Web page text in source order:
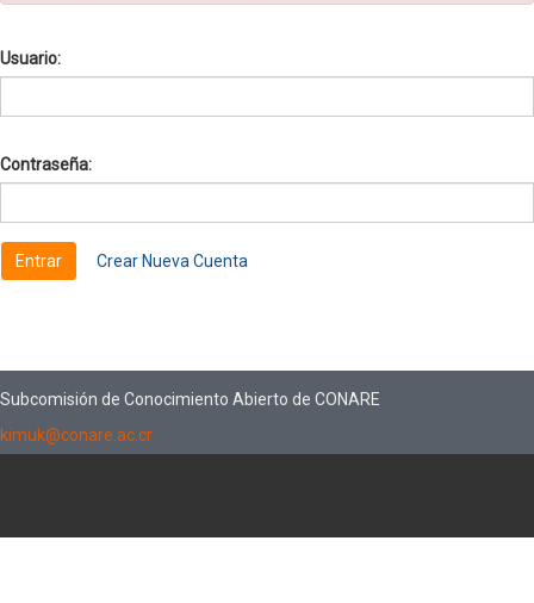
Usuario:
Contraseña:
Crear Nueva Cuenta
Subcomisión de Conocimiento Abierto de CONARE
kimuk@conare.ac.cr